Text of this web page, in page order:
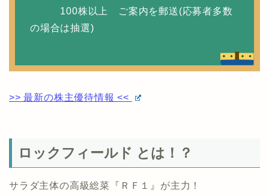
100株以上 ご案内を郵送(応募者多数
の場合は抽選)
>> 最新の株主優待情報 <<
ロックフィールド とは！？
サラダ主体の高級総菜『ＲＦ１』が主力！